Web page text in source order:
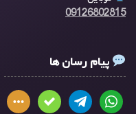
09126802815
پیام رسان ها